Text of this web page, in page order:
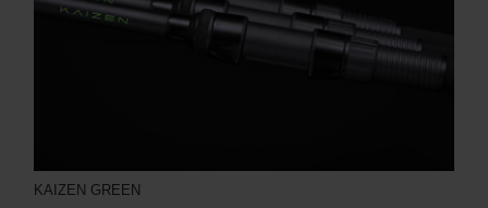
KAIZEN GREEN